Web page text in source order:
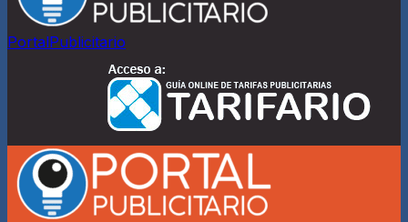
PortalPublicitario